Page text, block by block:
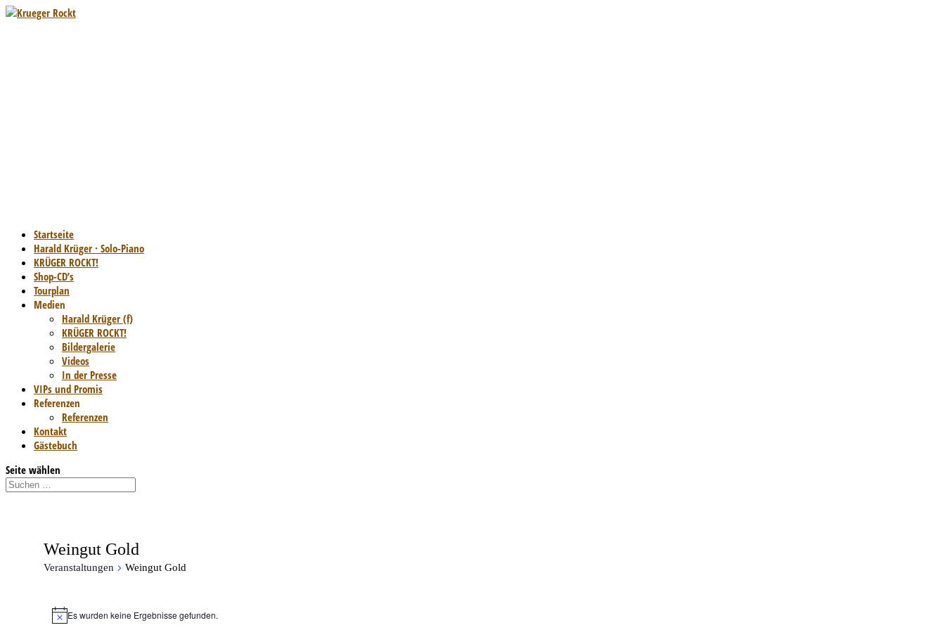
Startseite
Harald Krüger · Solo-Piano
KRÜGER ROCKT!
Shop-CD’s
Tourplan
Medien
Harald Krüger (f)
KRÜGER ROCKT!
Bildergalerie
Videos
In der Presse
VIPs und Promis
Referenzen
Referenzen
Kontakt
Gästebuch
Seite wählen
Weingut Gold
Veranstaltungen Weingut Gold
Veranstaltungen
HinweisEs wurden keine Ergebnisse gefunden.